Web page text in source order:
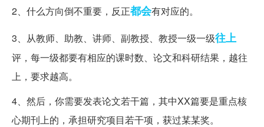
2、什么方向倒不重要，反正都会有对应的。
3、从教师、助教、讲师、副教授、教授一级一级往上
评，每一级都要有相应的课时数、论文和科研结果，越往
上，要求越高。
4、然后，你需要发表论文若干篇，其中XX篇要是重点核
心期刊上的，承担研究项目若干项，获过某某奖。